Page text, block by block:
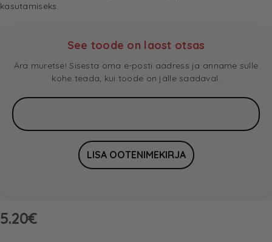
kasutamiseks.
See toode on laost otsas
Ära muretse! Sisesta oma e-posti aadress ja anname sulle
kohe teada, kui toode on jälle saadaval.
5.20€